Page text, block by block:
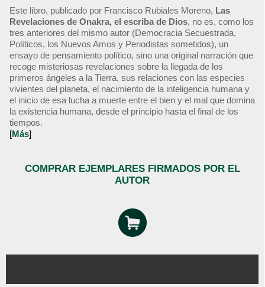
Este libro, publicado por Francisco Rubiales Moreno, Las
Revelaciones de Onakra, el escriba de Dios, no es, como los
tres anteriores del mismo autor (Democracia Secuestrada,
Políticos, los Nuevos Amos y Periodistas sometidos), un
ensayo de pensamiento político, sino una original narración que
recoge misteriosas revelaciones sobre la llegada de los
primeros ángeles a la Tierra, sus relaciones con las especies
vivientes del planeta, el nacimiento de la inteligencia humana y
el inicio de esa lucha a muerte entre el bien y el mal que domina
la existencia humana, desde el principio hasta el final de los
tiempos.
[Más]
COMPRAR EJEMPLARES FIRMADOS POR EL
AUTOR